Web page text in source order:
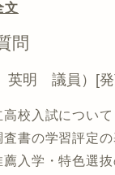
文
問
英明 議員）[発
校入試について
査書の学習評定
薦入学・特色選